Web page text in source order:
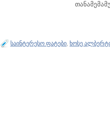
საინტერესო ფატები, ხოსე